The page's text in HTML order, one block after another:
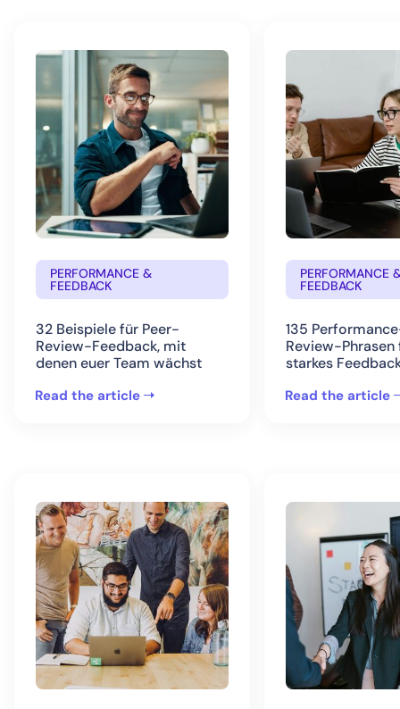
PERFORMANCE &
FEEDBACK
32 Beispiele für Peer-
Review-Feedback, mit
denen euer Team wächst
Read the article
PERFORMANCE
FEEDBACK
135
Review-Phrasen
starkes
Read the article